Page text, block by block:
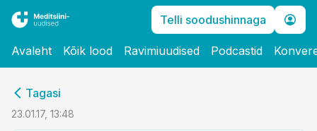
Telli soodushinnaga
Avaleht Kõik lood Ravimiuudised Podcastid
Tagasi
23.01.17, 13:48